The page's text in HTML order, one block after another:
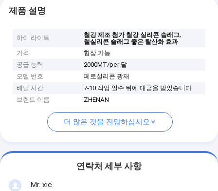
제품 설명
하이 라이트 철강 제조 첨가 철강 실리콘 슬래그,
철실리콘 슬래그 좋은 탈산화 효과
가격
협상 가능
공급 능력
2000MT/per 달
모델 번호
페로실리콘 광재
배달 시간
7-10 작업 일수 뒤에 대금을 받았습니다
브랜드 이름
ZHENAN
더 많은 것을 전망하십시오
연락처 세부 사항
Mr. xie